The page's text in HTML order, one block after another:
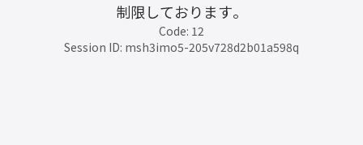
制限しております。
Code: 12
Session ID: msh3imo5-205v728d2b01a598q